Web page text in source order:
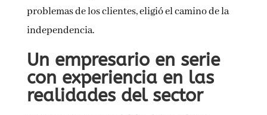
problemas de los clientes, eligió el camino de la
independencia.
Un empresario en serie
con experiencia en las
realidades del sector